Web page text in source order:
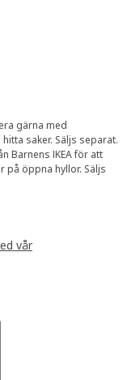
Totalt antal
gärna med
saker. Säljs separat.
Barnens IKEA för att
öppna hyllor. Säljs
vår